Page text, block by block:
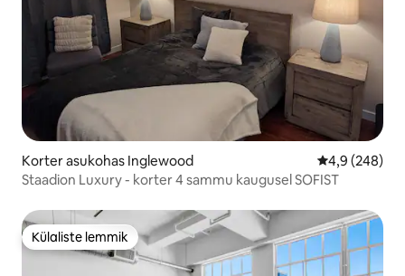
Korter asukohas Inglewood Keskmine
4,9 (248)
Staadion Luxury - korter 4 sammu kaugusel SOFIST
Külaliste lemmik
Külaliste lemmik